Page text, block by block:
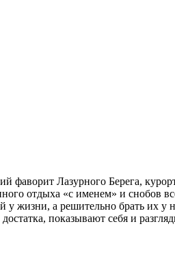
фаворит Лазурного Берега,
отдыха «с именем» и снобов
жизни, а решительно брать их
показывают себя и